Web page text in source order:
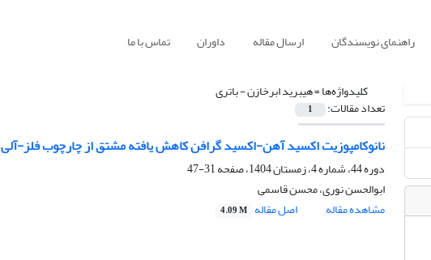
راهنمای نویسندگان ارسال مقاله داوران تماس با ما
کلیدواژه‌ها =هیبرید ابرخازن - باتری
تعداد مقالات: 1
نانوکامپوزیت اکسید آهن-اکسید گرافن کاهش یافته مشتق از چارچوب فلز-آلی NH
دوره 44، شماره 4، زمستان 1404، صفحه
31-47
ابوالحسن نوری، محسن قاسمی
مشاهده مقاله
اصل مقاله 4.09 M